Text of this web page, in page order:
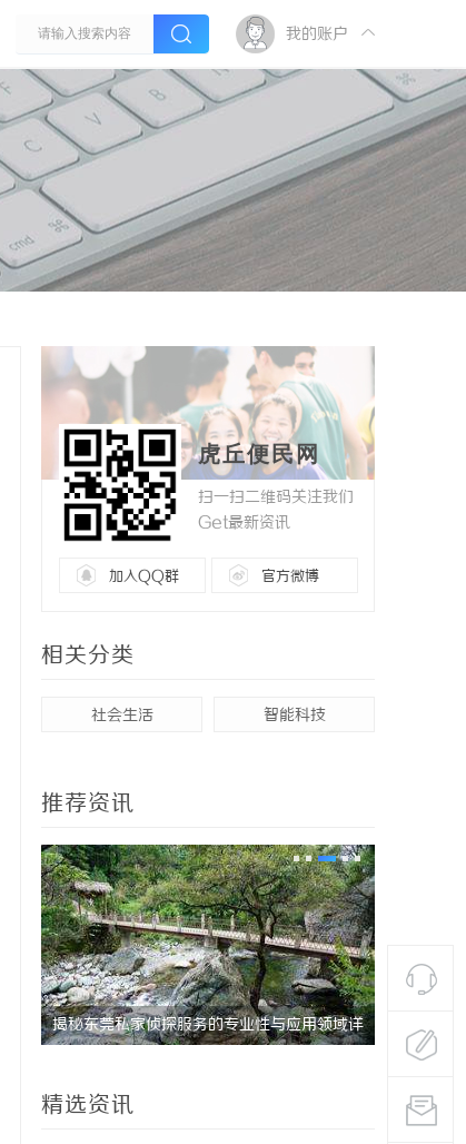
我的账户
虎丘便民网
扫一扫二维码关注我们
Get最新资讯
加入QQ群 官方微博
相关分类
社会生活 智能科技
推荐资讯
揭秘昆明私家侦探行业：专业服务与实际案例 揭开福州
势与法律
精选资讯